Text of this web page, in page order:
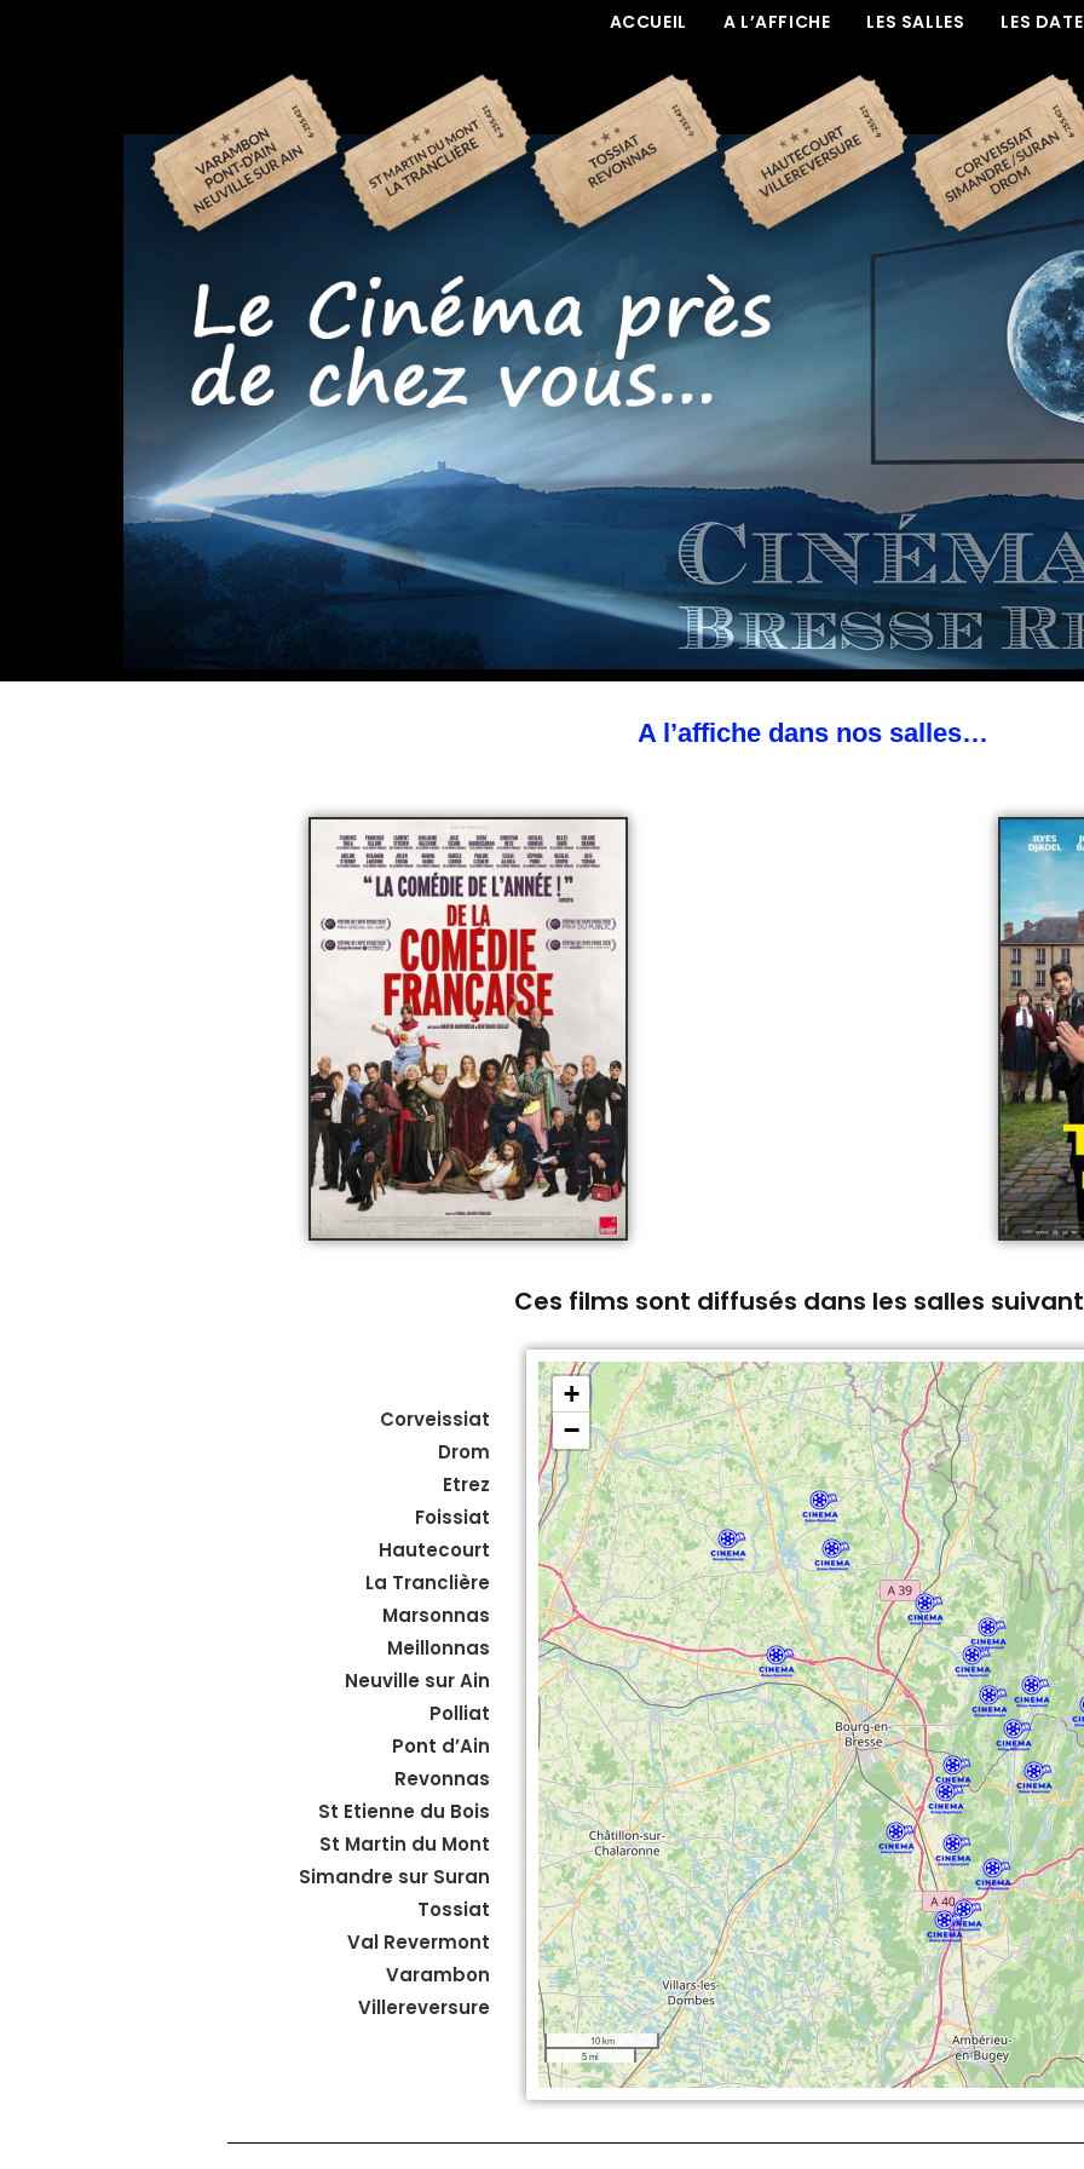
ACCUEIL A L’AFFICHE LES SALLES LES
A l’affiche dans nos salles…
Ces films sont diffusés dans les salles
Corveissiat
Drom
Etrez
Foissiat
Hautecourt
La Tranclière
Marsonnas
Meillonnas
Neuville sur Ain
Polliat
Pont d’Ain
Revonnas
St Etienne du Bois
St Martin du Mont
Simandre sur Suran
Tossiat
Val Revermont
Varambon
Villereversure
+
−
10 km
5 mi